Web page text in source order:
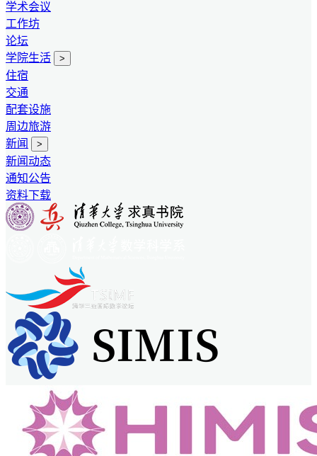
学术会议
工作坊
论坛
学院生活
>
住宿
交通
配套设施
周边旅游
新闻
>
新闻动态
通知公告
资料下载